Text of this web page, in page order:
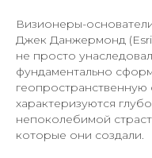
Визионеры-
Джек Данжермонд
не просто
фундаментально
геопространственную
характеризуются
непоколебимой
которые они создали.